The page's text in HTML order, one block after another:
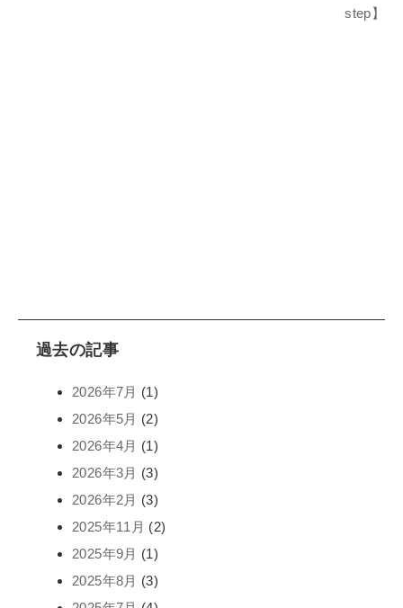
step】
過去の記事
2026年7月 (1)
2026年5月 (2)
2026年4月 (1)
2026年3月 (3)
2026年2月 (3)
2025年11月 (2)
2025年9月 (1)
2025年8月 (3)